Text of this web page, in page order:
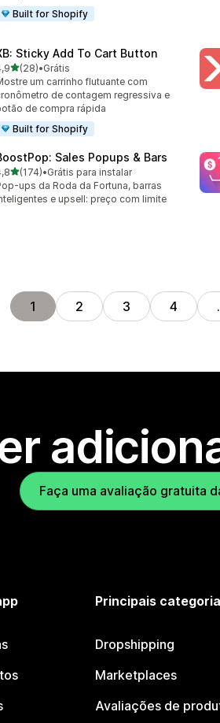
Built for Shopify
Sticky Add To Cart Button
de 5 estrelas
(28)
avaliações ao todo
•Grátis
um carrinho flutuante com
de contagem regressiva e
de compra rápida
Built for Shopify
Sales Popups & Bars
de 5 estrelas
(174)
avaliações ao todo
•Grátis para instalar
ups da Roda da Fortuna, barras
e upsell: preço com limite
1 2 3 4
Faça uma avaliação gratuita
Principais
Dropshipping
Marketplaces
Avaliações de